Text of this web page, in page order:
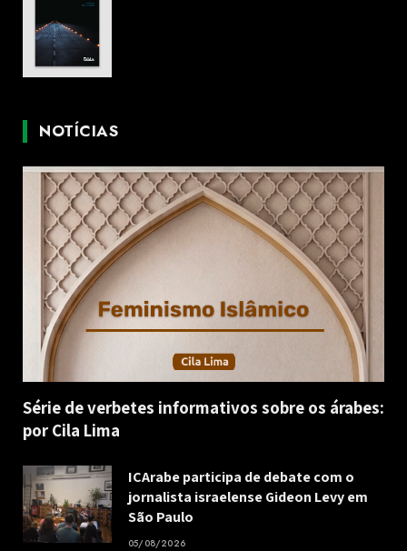
NOTÍCIAS
Série de verbetes informativos sobre os árabes:
por Cila Lima
ICArabe participa de debate com o
jornalista israelense Gideon Levy em
São Paulo
05/08/2026